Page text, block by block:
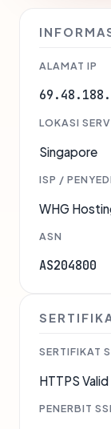
ALAMAT IP
LOKASI
Singapore
ISP /
WHG
ASN
AS204800
SERTIFIKAT
HTTPS Valid
PENERBIT